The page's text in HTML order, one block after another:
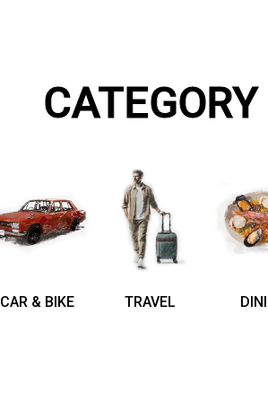
CATEGORY
CAR & BIKE TRAVEL